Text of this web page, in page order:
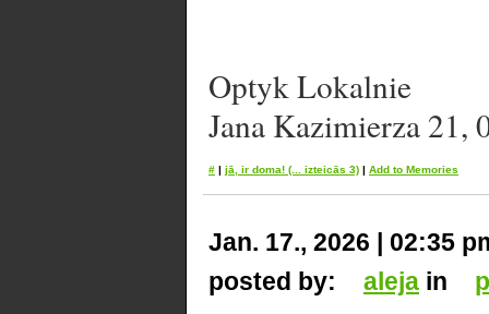
Optyk Lokalnie
Jana Kazimierza 21,
# | jā, ir doma! (... izteicās 3) | Add to Memories
Jan. 17., 2026 | 02:35
posted by:
aleja in